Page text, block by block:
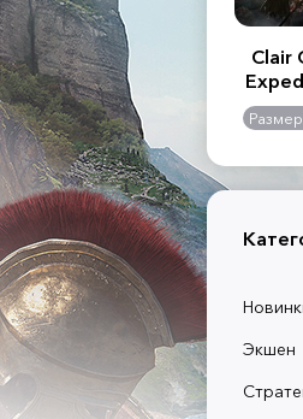
2:
-
GB
Assassin's Creed
Shadows
Размер: 117 GB
Clair
Экшен